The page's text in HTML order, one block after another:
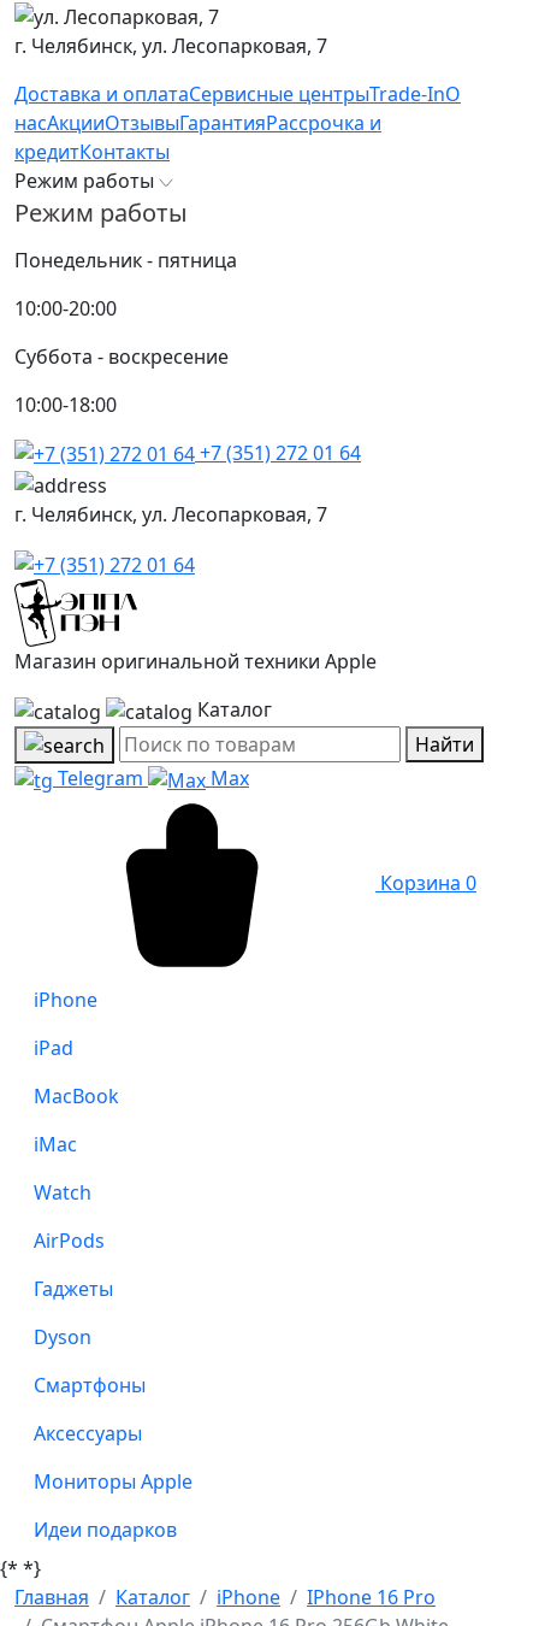
г. Челябинск, ул. Лесопарковая, 7
Доставка и оплатаСервисные центрыTrade-InО
насАкцииОтзывыГарантияРассрочка и
кредитКонтакты
Режим работы
Режим работы
Понедельник - пятница
10:00-20:00
Суббота - воскресение
10:00-18:00
+7 (351) 272 01 64
г. Челябинск, ул. Лесопарковая, 7
Магазин оригинальной техники Apple
Каталог
Найти
Telegram
Max
Корзина 0
iPhone
iPad
MacBook
iMac
Watch
AirPods
Гаджеты
Dyson
Смартфоны
Аксессуары
Мониторы Apple
Идеи подарков
{* *}
Главная
Каталог iPhone
IPhone 16 Pro